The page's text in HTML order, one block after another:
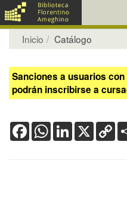
Inicio Catálogo
Sanciones a usuarios
podrán inscribirse a
FacebookWhatsApp
LinkedIn
X